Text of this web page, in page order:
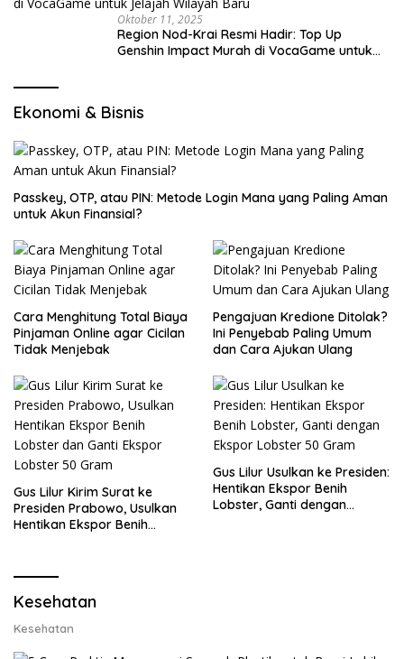
Oktober 11, 2025
Region Nod-Krai Resmi Hadir: Top Up
Genshin Impact Murah di VocaGame untuk
Ekonomi & Bisnis
Passkey, OTP, atau PIN: Metode Login Mana yang Paling Aman
untuk Akun Finansial?
Cara Menghitung Total Biaya
Pinjaman Online agar Cicilan
Tidak Menjebak
Pengajuan Kredione Ditolak?
Ini Penyebab Paling Umum
dan Cara Ajukan Ulang
Gus Lilur Kirim Surat ke
Presiden Prabowo, Usulkan
Hentikan Ekspor Benih
Gus Lilur Usulkan ke Presiden:
Hentikan Ekspor Benih
Lobster, Ganti dengan
Kesehatan
Kesehatan